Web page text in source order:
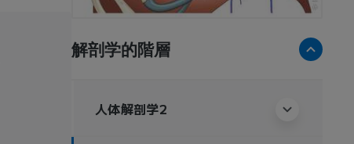
解剖学的階層
人体解剖学2